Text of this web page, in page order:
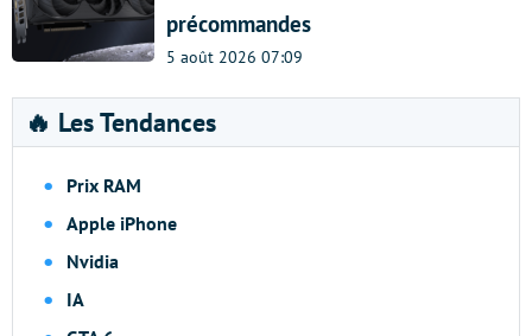
précommandes
5 août 2026 07:09
🔥 Les Tendances
Prix RAM
Apple iPhone
Nvidia
IA